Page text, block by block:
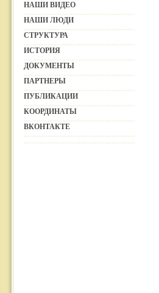
НАШИ ВИДЕО
НАШИ ЛЮДИ
СТРУКТУРА
ИСТОРИЯ
ДОКУМЕНТЫ
ПАРТНЕРЫ
ПУБЛИКАЦИИ
КООРДИНАТЫ
ВКОНТАКТЕ